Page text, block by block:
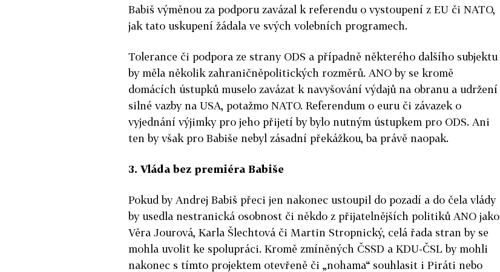
Babiš výměnou za podporu zavázal k referendu o vystoupení z EU či NATO,
jak tato uskupení žádala ve svých volebních programech.
Tolerance či podpora ze strany ODS a případně některého dalšího subjektu
by měla několik zahraničněpolitických rozměrů. ANO by se kromě
domácích ústupků muselo zavázat k navyšování výdajů na obranu a udržení
silné vazby na USA, potažmo NATO. Referendum o euru či závazek o
vyjednání výjimky pro jeho přijetí by bylo nutným ústupkem pro ODS. Ani
ten by však pro Babiše nebyl zásadní překážkou, ba právě naopak.
3. Vláda bez premiéra Babiše
Pokud by Andrej Babiš přeci jen nakonec ustoupil do pozadí a do čela vlády
by usedla nestranická osobnost či někdo z přijatelnějších politiků ANO jako
Věra Jourová, Karla Šlechtová či Martin Stropnický, celá řada stran by se
mohla uvolit ke spolupráci. Kromě zmíněných ČSSD a KDU-ČSL by mohli
nakonec s tímto projektem otevřeně či „nohama“ souhlasit i Piráti nebo